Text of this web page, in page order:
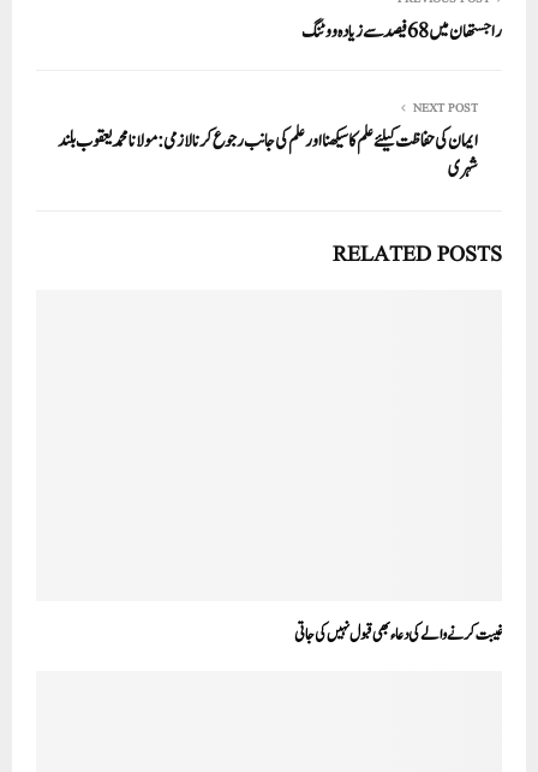
راجستھان میں 68 فیصد سے زیادہ ووٹنگ
NEXT POST
ایمان کی حفاظت کیلئے علم کا سیکھنا اور علم کی جانب رجوع کرنا لازمی: مولانا محمد یعقوب بلند
شہری
RELATED POSTS
غیبت کرنے والے کی دعاء بھی قبول نہیں کی جاتی